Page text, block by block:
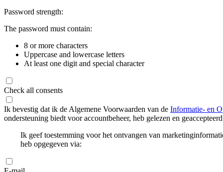
Password strength:
The password must contain:
8 or more characters
Uppercase and lowercase letters
At least one digit and special character
Check all consents
Ik bevestig dat ik de Algemene Voorwaarden van de Informatie- en
ondersteuning biedt voor accountbeheer, heb gelezen en
Ik geef toestemming voor het ontvangen van
heb opgegeven via: